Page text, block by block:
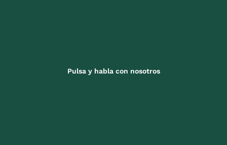
Pulsa y habla con nosotros